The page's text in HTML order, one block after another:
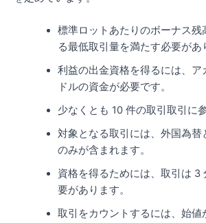
標準ロットあたりのボーナス残
る最低取引量を満たす必要があ
利益の出金資格を得るには、
ドルの資金が必要です。
少なくとも 10 件の取引取引に
対象となる取引には、外国為替
のみが含まれます。
資格を得るためには、取引は 3
要があります。
取引をカウントするには、始値